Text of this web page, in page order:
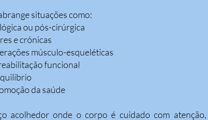
situações como:​
ou pós-cirúrgica
e crónicas
músculo-esqueléticas
funcional
da saúde
acolhedor onde o corpo é cuidado com atenção,